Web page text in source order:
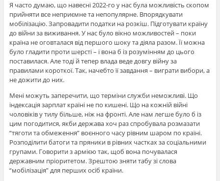
Я часто думаю, що навесні 2022-го у нас була можливість скопом
прийняти все неприємне та непопулярне. Впорядкувати
мобілізацію. Запровадити податки на розкіш. Підготувати країну
до війни за виживання. У нас було вікно можливостей – поки
країна не оговталася від першого шоку та діяла разом. Її можна
було гладити проти шерсті – і вона б із розумінням до цього
поставилася. Але тоді й тепер влада веде довгу війну за
правилами короткої. Так, начебто її завдання – виграти вибори, а
не дожити до них.
Мені можуть заперечити, що терміни служби неможливі. Що
індексація зарплат країні не по кишені. Що на кожній війні
чоловіків у тилу більше, ніж на фронті. Але нам легше було б із
цим погодитися, якби держава хоч раз спробувала розмазати
“тяготи та обмеження” воєнного часу рівним шаром по країні.
Розподілити батоги та пряники в рівних частках за соціальними
групами. Говорити з армією так, щоб вона почувалася
державним пріоритетом. Зрештою зняти табу зі слова
“мобілізація” для перших осіб країни.